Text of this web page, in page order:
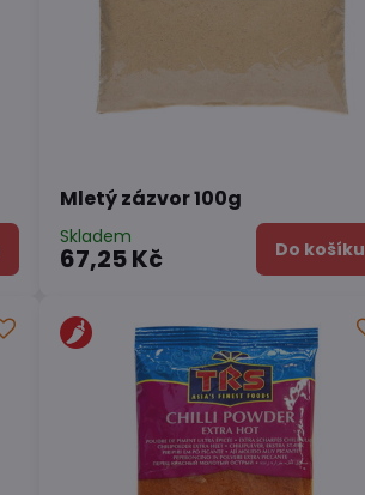
Mletý zázvor 100g
Skladem
67,25 Kč Do košíku